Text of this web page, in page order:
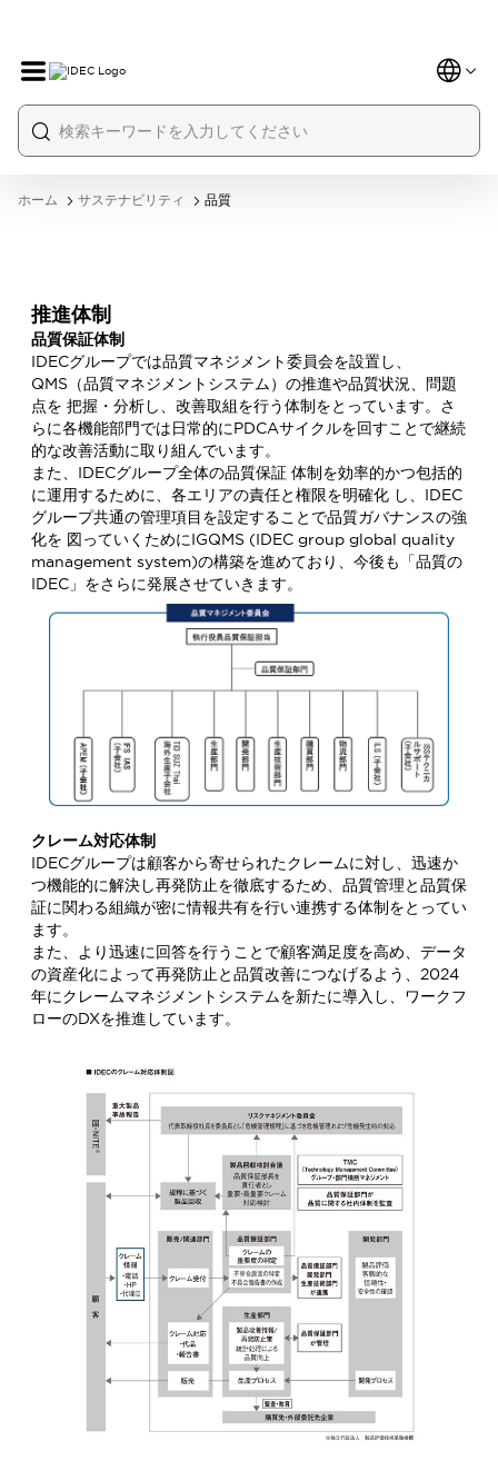
ホーム サステナビリティ 品質
推進体制
品質保証体制
IDECグループでは品質マネジメント委員会を設置し、
QMS（品質マネジメントシステム）の推進や品質状況、問題
点を 把握・分析し、改善取組を行う体制をとっています。さ
らに各機能部門では日常的にPDCAサイクルを回すことで継続
的な改善活動に取り組んでいます。
また、IDECグループ全体の品質保証 体制を効率的かつ包括的
に運用するために、各エリアの責任と権限を明確化 し、IDEC
グループ共通の管理項目を設定することで品質ガバナンスの強
化を 図っていくためにIGQMS (IDEC group global quality
management system)の構築を進めており、今後も「品質の
IDEC」をさらに発展させていきます。
クレーム対応体制
IDECグループは顧客から寄せられたクレームに対し、迅速か
つ機能的に解決し再発防止を徹底するため、品質管理と品質保
証に関わる組織が密に情報共有を行い連携する体制をとってい
ます。
また、より迅速に回答を行うことで顧客満足度を高め、データ
の資産化によって再発防止と品質改善につなげるよう、2024
年にクレームマネジメントシステムを新たに導入し、ワークフ
ローのDXを推進しています。